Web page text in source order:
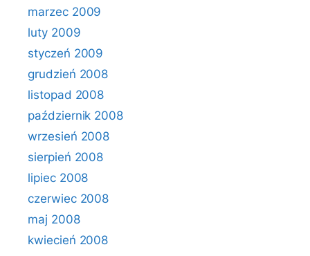
marzec 2009
luty 2009
styczeń 2009
grudzień 2008
listopad 2008
październik 2008
wrzesień 2008
sierpień 2008
lipiec 2008
czerwiec 2008
maj 2008
kwiecień 2008